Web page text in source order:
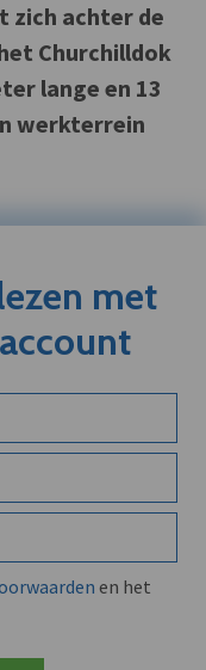
zich achter de
Churchilldok
lange en 13
werkterrein
met
en het